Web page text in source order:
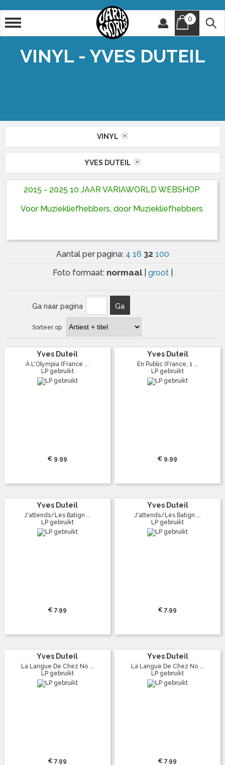
0
VINYL - YVES DUTEIL
VINYL
YVES DUTEIL
2015 - 2025 10 JAAR VARIAWORLD WEBSHOP
Voor Muziekliefhebbers, door Muziekliefhebbers
Aantal per pagina: 4 16 32 100
Foto formaat: normaal groot
Ga naar pagina Ga
Sorteer op
Yves Duteil
À L'Olympia (France ...
LP gebruikt
€ 9.99
Yves Duteil
En Public (France, 1 ...
LP gebruikt
€ 9.99
Yves Duteil
J'attends/Les Batign ...
LP gebruikt
€ 7.99
Yves Duteil
J'attends/Les Batign ...
LP gebruikt
€ 7.99
Yves Duteil
La Langue De Chez No ...
LP gebruikt
€ 7.99
Yves Duteil
La Langue De Chez No ...
LP gebruikt
€ 7.99